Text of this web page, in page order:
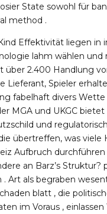
State sowohl für
method .
Effektivität liegen in
lahm wählen und
über 2.400 Handlung
Lieferant, Spieler
fabelhaft divers Wette
MGA und UKGC
und
übertreffen, was viele
Aufbruch
an Barz’s Struktur?
Art als begraben
blatt , die
im Voraus ,